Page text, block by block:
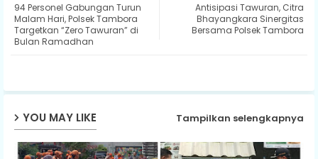
atsAntisipasi Tawuran, Citra
Bhayangkara Sinergitas
Bersama Polsek Tambora
94 Personel Gabungan Turun
Malam Hari, Polsek Tambora
Targetkan “Zero Tawuran” di
Bulan Ramadhan
YOU MAY LIKE Tampilkan selengkapnya